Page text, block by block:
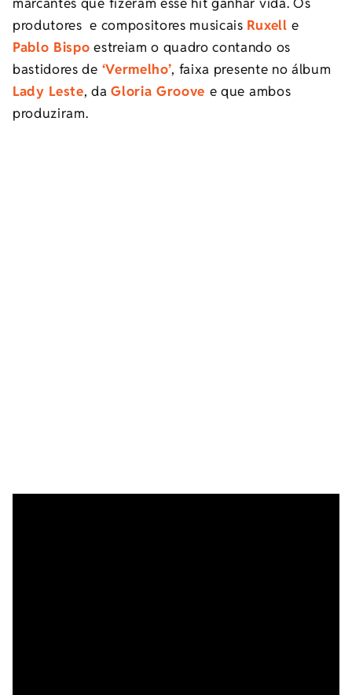
produtores e compositores musicais Ruxell e
Pablo Bispo estreiam o quadro contando os
bastidores de ‘Vermelho’, faixa presente no álbum
Lady Leste, daGloria Groove e que ambos
produziram.